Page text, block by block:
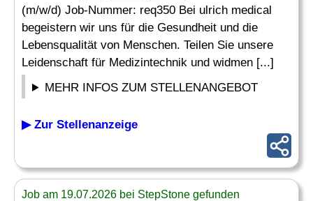
(m/w/d) Job-Nummer: req350 Bei ulrich medical
begeistern wir uns für die Gesundheit und die
Lebensqualität von Menschen. Teilen Sie unsere
Leidenschaft für Medizintechnik und widmen [...]
MEHR INFOS ZUM STELLENANGEBOT
▶ Zur Stellenanzeige
Job am 19.07.2026 bei StepStone gefunden